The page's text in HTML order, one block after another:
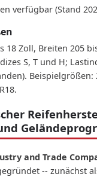
verfügbar (Stand
18 Zoll, Breiten 205
S, T und H;
Beispielgrößen:
and Trade
-- zunächst